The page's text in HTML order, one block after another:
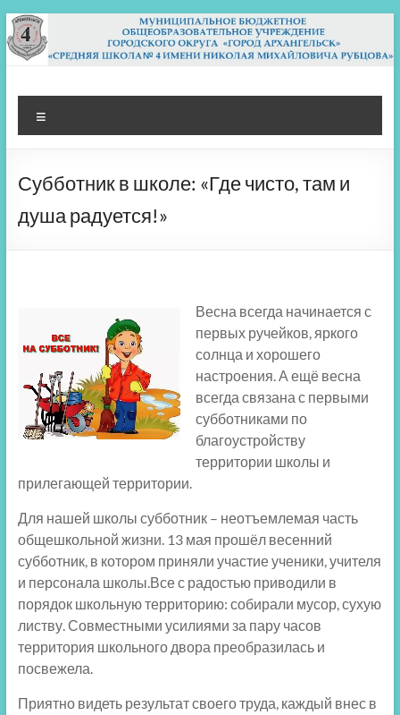
Перейти
к
содержимому
МБОУ СШ 4
Архангельск
Субботник в школе: «Где чисто, там и
душа радуется!»
Весна всегда начинается с
первых ручейков, яркого
солнца и хорошего
настроения. А ещё весна
всегда связана с первыми
субботниками по
благоустройству
территории школы и
прилегающей территории.
Для нашей школы субботник – неотъемлемая часть
общешкольной жизни. 13 мая прошёл весенний
субботник, в котором приняли участие ученики, учителя
и персонала школы.Все с радостью приводили в
порядок школьную территорию: собирали мусор, сухую
листву. Совместными усилиями за пару часов
территория школьного двора преобразилась и
посвежела.
Приятно видеть результат своего труда, каждый внес в